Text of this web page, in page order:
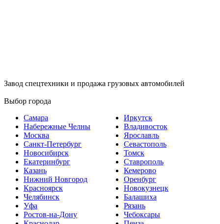
Завод спецтехники и продажа грузовых автомобилей
Выбор города
Самара
Набережные Челны
Москва
Санкт-Петербург
Новосибирск
Екатеринбург
Казань
Нижний Новгород
Красноярск
Челябинск
Уфа
Ростов-на-Дону
Иркутск
Владивосток
Ярославль
Севастополь
Томск
Ставрополь
Кемерово
Оренбург
Новокузнецк
Балашиха
Рязань
Чебоксары